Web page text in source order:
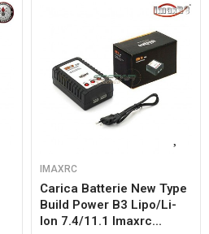
IMAXRC
Carica Batterie New Type
Build Power B3 Lipo/li-
Ion 7.4/11.1 Imaxrc...